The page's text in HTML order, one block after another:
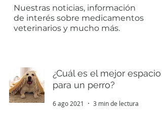
Nuestras noticias, información
de interés sobre medicamentos
veterinarios y mucho más.
¿Cuál es el mejor espacio
para un perro?
6 ago 2021 3 min de lectura